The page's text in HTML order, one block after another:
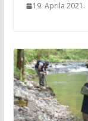
19. Aprila 2021.